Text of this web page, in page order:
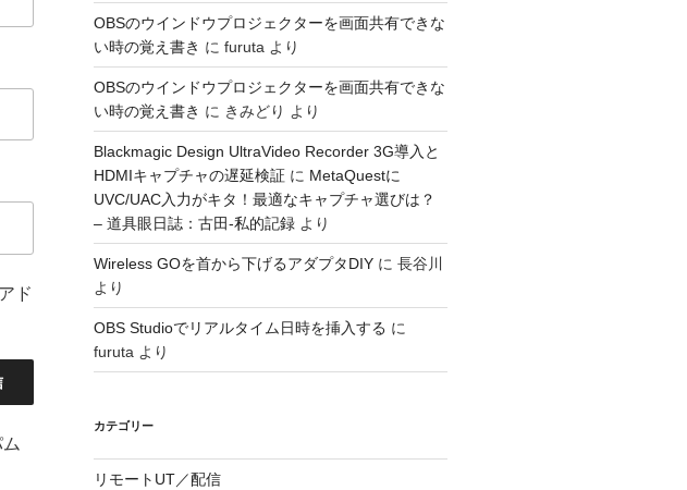
ド
OBSのウインドウプロジェクターを画面共有できな
い時の覚え書き に furutaより
OBSのウインドウプロジェクターを画面共有できな
い時の覚え書き に きみどり より
Blackmagic Design UltraVideo Recorder 3G導入と
HDMIキャプチャの遅延検証に MetaQuestに
UVC/UAC入力がキタ！最適なキャプチャ選びは？
– 道具眼日誌：古田-私的記録より
Wireless GOを首から下げるアダプタDIYに 長谷川
より
OBS Studioでリアルタイム日時を挿入する に
furutaより
カテゴリー
リモートUT／配信